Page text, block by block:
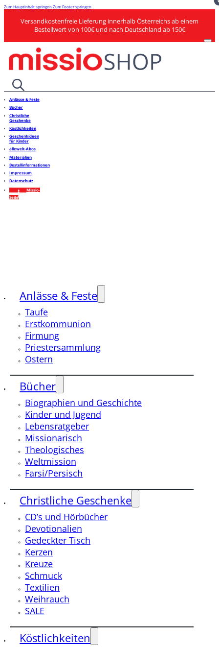
Zum Hauptinhalt springenZum Footer springen
Versandkostenfreie Lieferung innerhalb Österreichs ab einem
Bestellwert von 100€ und nach Deutschland ab 150€
Anlässe & Feste
Bücher
Christliche
Geschenke
Köstlichkeiten
Geschenkideen
für Kinder
allewelt-Abos
Materialien
Bestellinformationen
Impressum
Datenschutz
Missio-
Seite
Anlässe & Feste
Taufe
Erstkommunion
Firmung
Priestersammlung
Ostern
Bücher
Biographien und Geschichte
Kinder und Jugend
Lebensratgeber
Missionarisch
Theologisches
Weltmission
Farsi/Persisch
Christliche Geschenke
CD’s und Hörbücher
Devotionalien
Gedeckter Tisch
Kerzen
Kreuze
Schmuck
Textilien
Weihrauch
SALE
Köstlichkeiten